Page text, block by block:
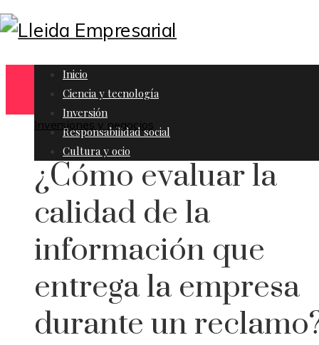
Inicio
Ciencia y tecnología
Inversión
Responsabilidad social
Cultura y ocio
Inversiones y negocios
¿Cómo evaluar la
calidad de la
información que
entrega la empresa
durante un